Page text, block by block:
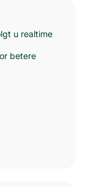
u realtime
betere